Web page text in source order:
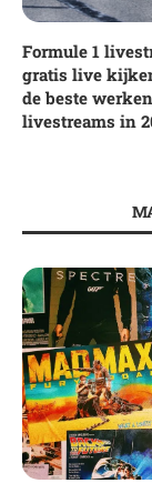
Formule 1
gratis live
de beste
livestreams in